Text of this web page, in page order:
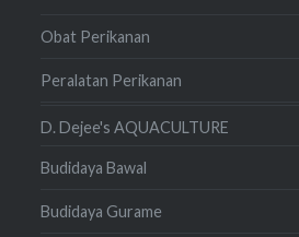
Obat Perikanan
Peralatan Perikanan
D. Dejee's AQUACULTURE
Budidaya Bawal
Budidaya Gurame